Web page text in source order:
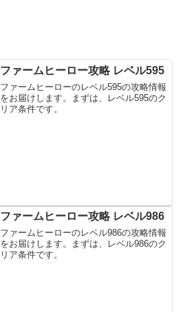
ファームヒーロー攻略 レベル595
ファームヒーローのレベル595の攻略情報
をお届けします。まずは、レベル595のク
リア条件です。
ファームヒーロー攻略 レベル986
ファームヒーローのレベル986の攻略情報
をお届けします。まずは、レベル986のク
リア条件です。